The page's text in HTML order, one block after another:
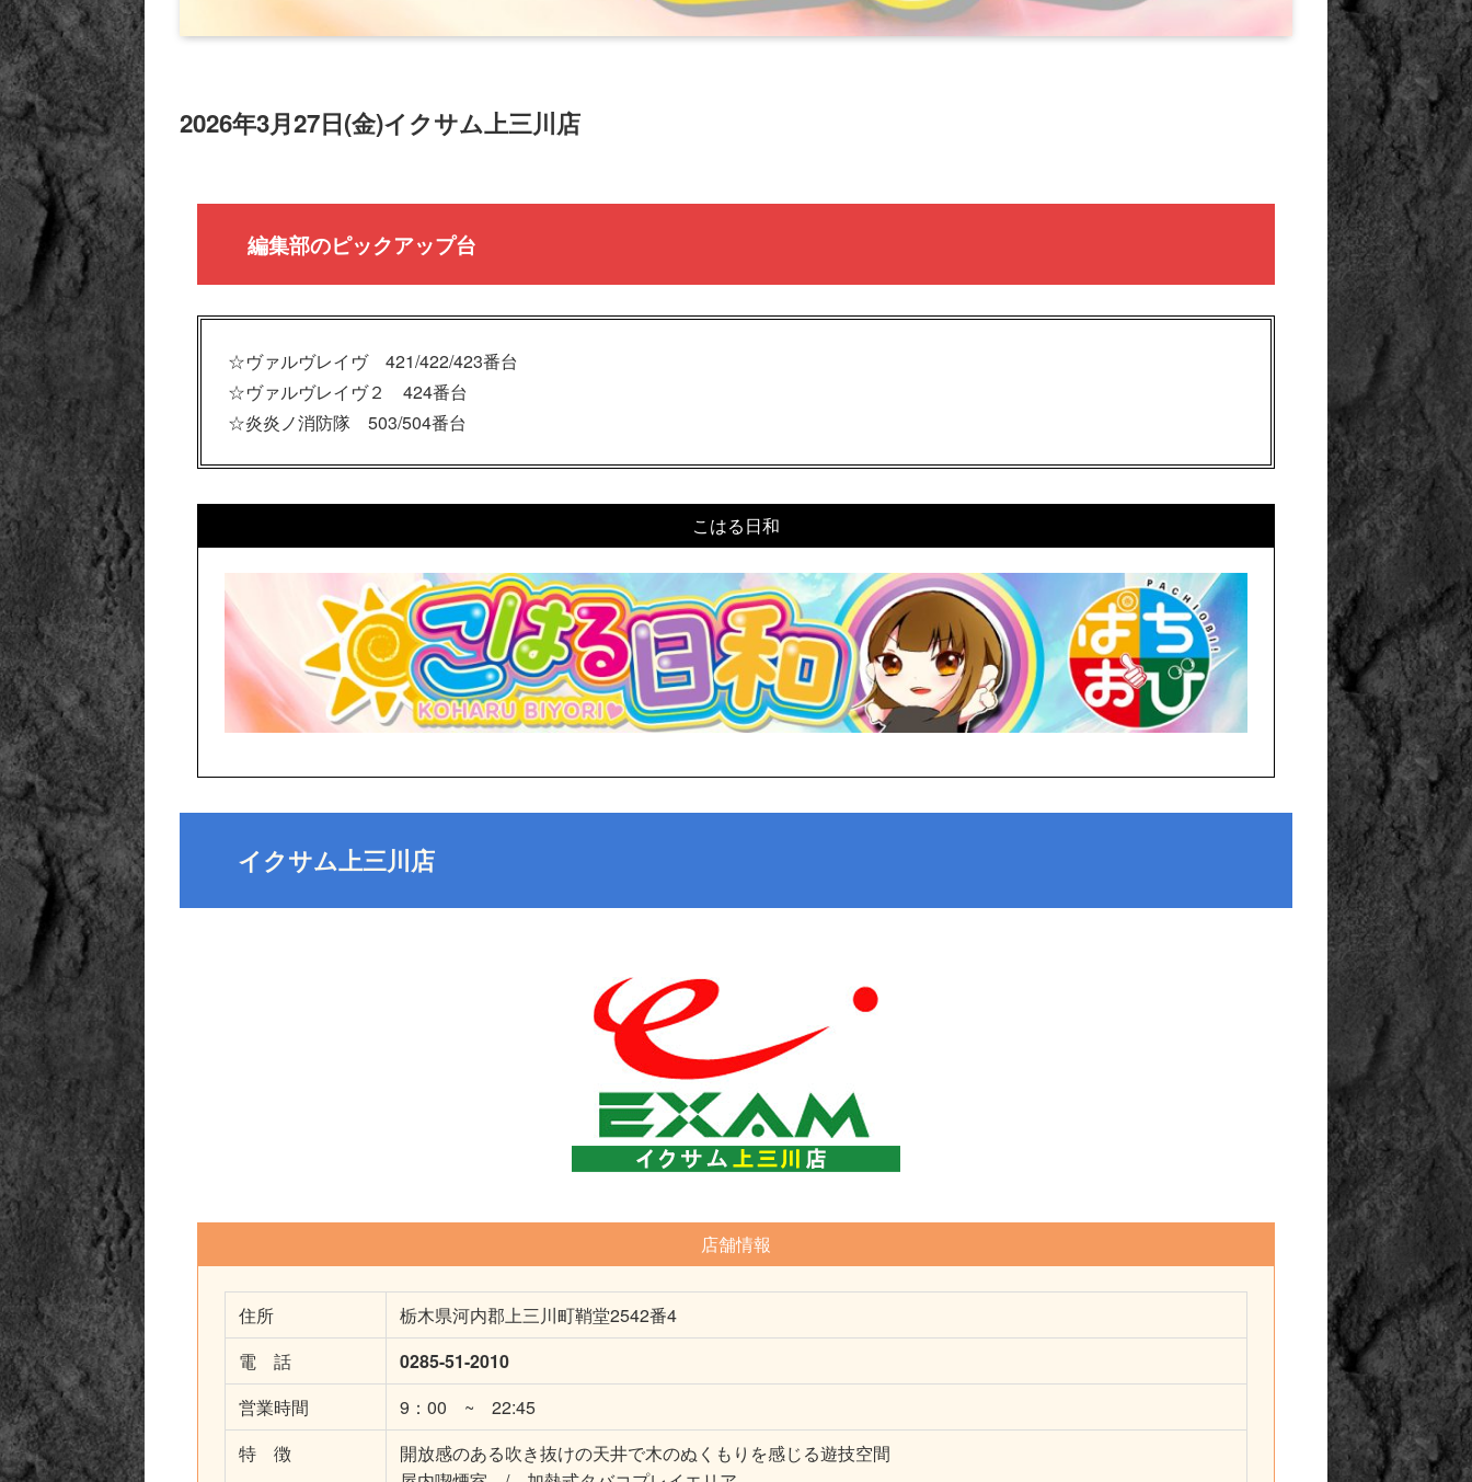
2026年3月27日(金)イクサム上三川店
編集部のピックアップ台
☆ヴァルヴレイヴ 421/422/423番台
☆ヴァルヴレイヴ２ 424番台
☆炎炎ノ消防隊 503/504番台
こはる日和
イクサム上三川店
店舗情報
住所
栃木県河内郡上三川町鞘堂2542番4
電 話
0285-51-2010
営業時間
9：00 ~ 22:45
特 徴
開放感のある吹き抜けの天井で木のぬくもりを感じる遊技空間